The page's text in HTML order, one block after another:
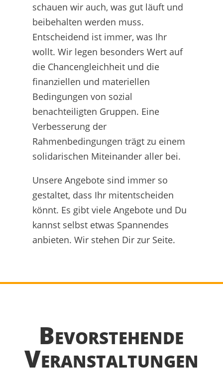
schauen wir auch, was gut läuft und
beibehalten werden muss.
Entscheidend ist immer, was Ihr
wollt. Wir legen besonders Wert auf
die Chancengleichheit und die
finanziellen und materiellen
Bedingungen von sozial
benachteiligten Gruppen. Eine
Verbesserung der
Rahmenbedingungen trägt zu einem
solidarischen Miteinander aller bei.
Unsere Angebote sind immer so
gestaltet, dass Ihr mitentscheiden
könnt. Es gibt viele Angebote und Du
kannst selbst etwas Spannendes
anbieten. Wir stehen Dir zur Seite.
Bevorstehende
Veran­staltungen